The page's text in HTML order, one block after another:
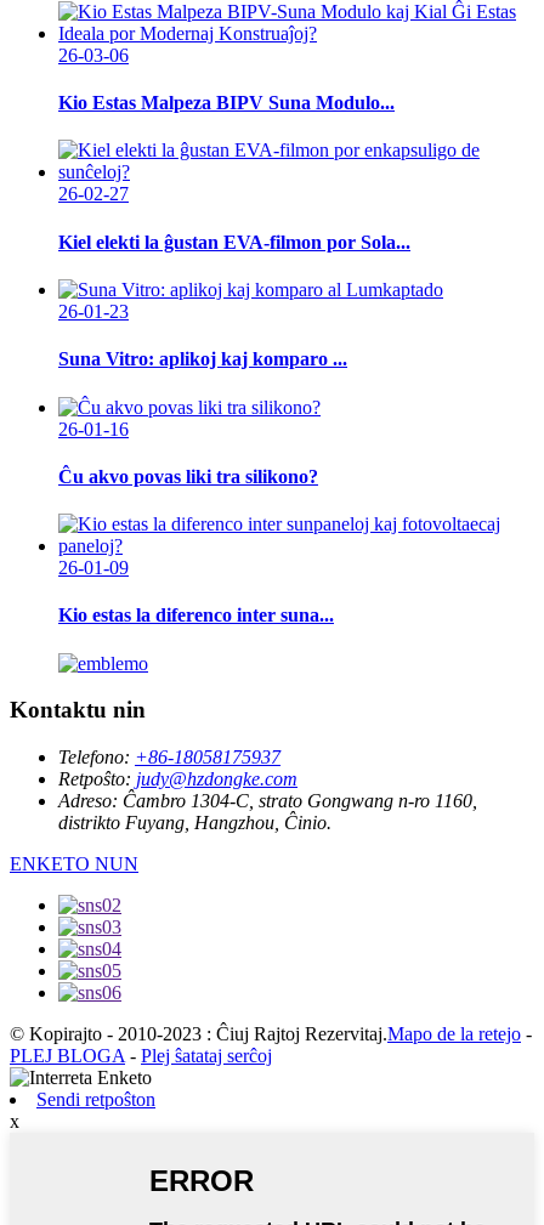
26-03-06
Kio Estas Malpeza BIPV Suna Modulo...
26-02-27
Kiel elekti la ĝustan EVA-filmon por Sola...
26-01-23
Suna Vitro: aplikoj kaj komparo ...
26-01-16
Ĉu akvo povas liki tra silikono?
26-01-09
Kio estas la diferenco inter suna...
Kontaktu nin
Telefono: +86-18058175937
Retpoŝto: judy@hzdongke.com
Adreso: Ĉambro 1304-C, strato Gongwang n-ro 1160,
distrikto Fuyang, Hangzhou, Ĉinio.
ENKETO NUN
© Kopirajto - 2010-2023 : Ĉiuj Rajtoj Rezervitaj.Mapo de la retejo -
PLEJ BLOGA - Plej ŝatataj serĉoj
Sendi retpoŝton
x